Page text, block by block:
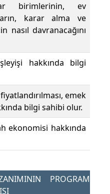
birimlerinin, ev
karar alma ve
nasıl davranacağını
hakkında bilgi
emek
bilgi sahibi olur.
ekonomisi hakkında
PROGRAM